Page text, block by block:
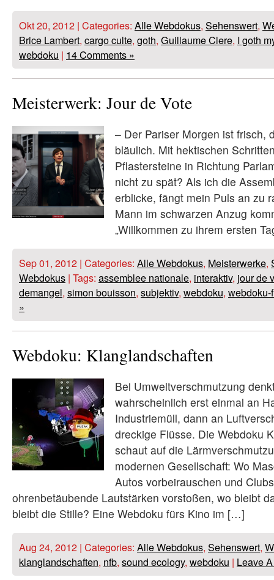
Okt 20, 2012 | Categories: Alle Webdokus, Sehenswert,
Brice Lambert, cargo culte, goth, Guillaume Clere, I goth
webdoku | 14 Comments »
Meisterwerk: Jour de Vote
– Der Pariser Morgen ist frisch,
bläulich. Mit hektischen
Pflastersteine in Richtung
nicht zu spät? Als ich die
erblicke, fängt mein Puls an zu
Mann im schwarzen Anzug
„Willkommen zu ihrem ersten
Sep 01, 2012 | Categories: Alle Webdokus, Meisterwerke,
Webdokus | Tags: assemblee nationale, interaktiv, jour de
demangel, simon bouisson, subjektiv, webdoku, webdoku-
»
Webdoku: Klanglandschaften
Bei Umweltverschmutzung
wahrscheinlich erst einmal an
Industriemüll, dann an
dreckige Flüsse. Die Webdoku
schaut auf die
modernen Gesellschaft: Wo
Autos vorbeirauschen und
ohrenbetäubende Lautstärken vorstoßen, wo bleibt
bleibt die Stille? Eine Webdoku fürs Kino im […]
Aug 24, 2012 | Categories: Alle Webdokus, Sehenswert,
klanglandschaften, nfb, sound ecology, webdoku | Leave